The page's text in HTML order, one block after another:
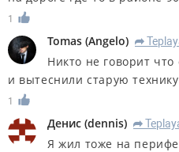
1
Tomas (Angelo) R
Никто не говорит
и вытеснили старую
1
Денис (dennis) R
Я жил тоже на